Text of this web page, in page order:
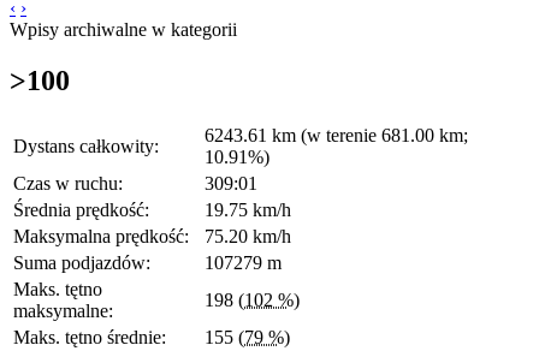
‹ ›
Wpisy archiwalne w kategorii
>100
Dystans całkowity:
6243.61 km (w terenie 681.00 km;
10.91%)
Czas w ruchu:
309:01
Średnia prędkość:
19.75 km/h
Maksymalna prędkość:
75.20 km/h
Suma podjazdów:
107279 m
Maks. tętno
maksymalne:
198 (102 %)
Maks. tętno średnie:
155 (79 %)